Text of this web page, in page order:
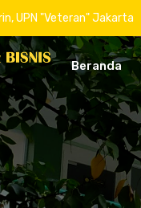
UPN "Veteran" Jakarta
Beranda